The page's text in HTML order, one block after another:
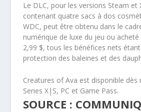
Le DLC, pour les versions Steam et
contenant quatre sacs à dos
WDC, peut être obtenu dans le
numérique de luxe du jeu ou
2,99 $, tous les bénéfices nets
protection des baleines et des
Creatures of Ava est disponible
Series X|S, PC et Game Pass.
SOURCE :